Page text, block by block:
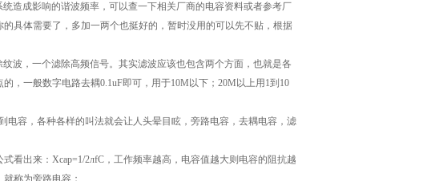
造成影响的谐波频率，可以查一下相关厂商的电容资料或者参考厂
具体需要了，多加一两个也挺好的，暂时没用的可以先不贴，根据
波，一个滤除高频信号。其实滤波应该也包含两个方面，也就是各
，一般数字电路去耦0.1uF即可，用于10M以下；20M以上用1到10
电容，各种各样的叫法就会让人头晕目眩，旁路电容，去耦电容，滤
看出来：Xcap=1/2лfC，工作频率越高，电容值越大则电容的阻抗越
称为旁路电容；